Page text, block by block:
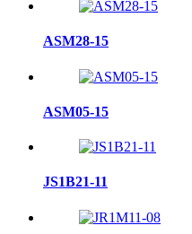
ASM28-15
ASM05-15
JS1B21-11